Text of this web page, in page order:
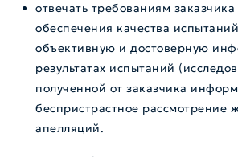
отвечать требованиям заказчика
обеспечения качества
объективную и достоверную
результатах испытаний
полученной от заказчика
беспристрастное рассмотрение
апелляций.